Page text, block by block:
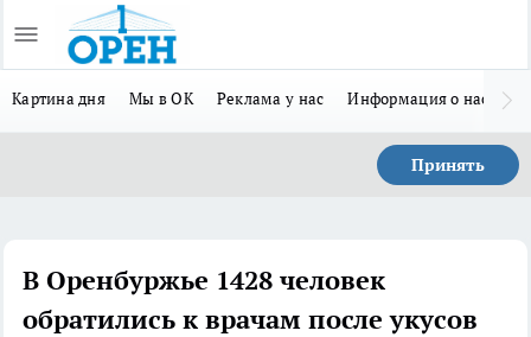
Картина дня Мы в ОК Реклама у нас Информация о нас
Принять
В Оренбуржье 1428 человек
обратились к врачам после укусов